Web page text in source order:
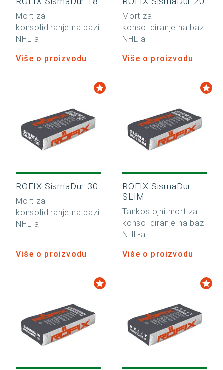
Mort za
konsolidiranje na bazi
NHL-a
Više o proizvodu
Mort za
konsolidiranje na bazi
NHL-a
Više o proizvodu
RÖFIX SismaDur 30
Mort za
konsolidiranje na bazi
NHL-a
Više o proizvodu
RÖFIX SismaDur
SLIM
Tankoslojni mort za
konsolidiranje na bazi
NHL-a
Više o proizvodu